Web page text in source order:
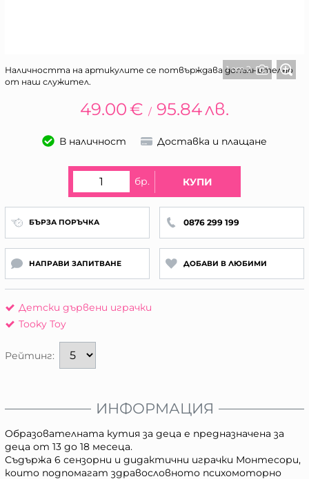
1 от 2
Наличността на артикулите се потвърждава допълнително
от наш служител.
49.00€ / 95.84лв.
В наличност Доставка и плащане
бр. КУПИ
БЪРЗА ПОРЪЧКА 0876 299 199
НАПРАВИ ЗАПИТВАНЕ ДОБАВИ В ЛЮБИМИ
Детски дървени играчки
Tooky Toy
Рейтинг:
ИНФОРМАЦИЯ
Образователната кутия за деца е предназначена за
деца от 13 до 18 месеца.
Съдържа 6 сензорни и дидактични играчки Монтесори,
които подпомагат здравословното психомоторно